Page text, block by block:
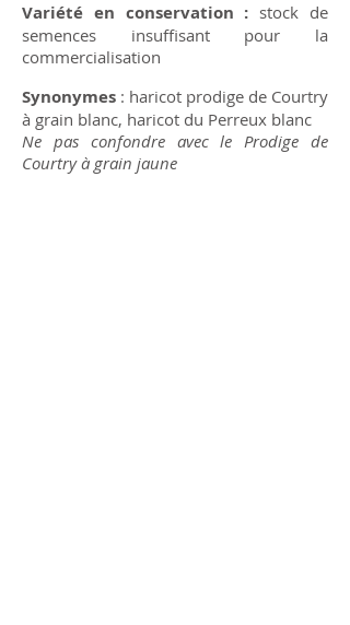
Variété en conservation : stock de
semences insuffisant pour la
commercialisation
Synonymes : haricot prodige de Courtry
à grain blanc, haricot du Perreux blanc
Ne pas confondre avec le Prodige de
Courtry à grain jaune